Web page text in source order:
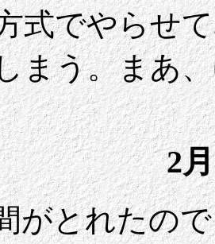
式でやらせ
まう。まあ
2
がとれたの